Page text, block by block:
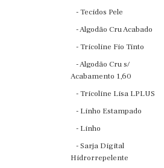
- Tecidos Pele
- Algodão Cru Acabado
- Tricoline Fio Tinto
- Algodão Cru s/
Acabamento 1,60
- Tricoline Lisa LPLUS
- Linho Estampado
- Linho
- Sarja Digital
Hidrorrepelente